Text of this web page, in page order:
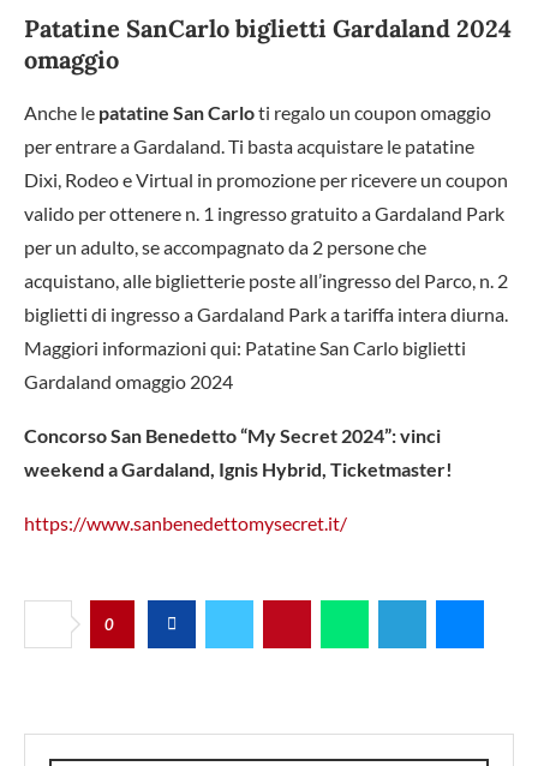
Patatine SanCarlo biglietti Gardaland 2024
omaggio
Anche le patatine San Carloti regalo un coupon omaggio
per entrare a Gardaland. Ti basta acquistare le patatine
Dixi, Rodeo e Virtual in promozione per ricevere un coupon
valido per ottenere n. 1 ingresso gratuito a Gardaland Park
per un adulto, se accompagnato da 2 persone che
acquistano, alle biglietterie poste all’ingresso del Parco, n. 2
biglietti di ingresso a Gardaland Park a tariffa intera diurna.
Maggiori informazioni qui: Patatine San Carlo biglietti
Gardaland omaggio 2024
Concorso San Benedetto “My Secret 2024”: vinci
weekend a Gardaland, Ignis Hybrid, Ticketmaster!
https://www.sanbenedettomysecret.it/
0